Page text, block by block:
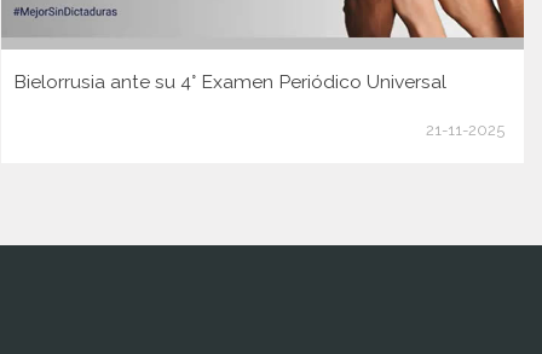
Bielorrusia ante su 4° Examen Periódico Universal
21-11-2025